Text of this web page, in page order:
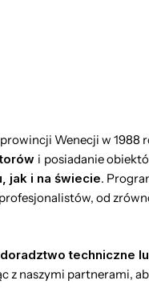
Wenecji w
i posiadanie
jak i na świecie.
od
doradztwo techniczne
z naszymi partnerami,